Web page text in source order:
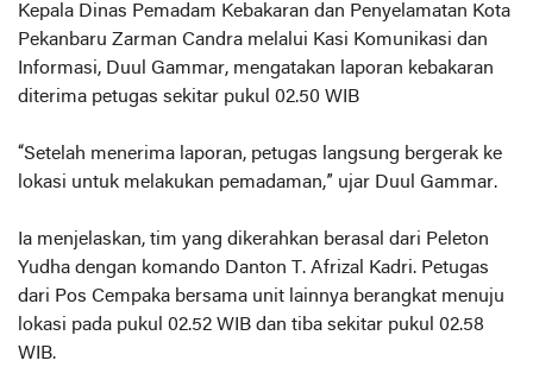
Kepala Dinas Pemadam Kebakaran dan Penyelamatan Kota
Pekanbaru Zarman Candra melalui Kasi Komunikasi dan
Informasi, Duul Gammar, mengatakan laporan kebakaran
diterima petugas sekitar pukul 02.50 WIB
“Setelah menerima laporan, petugas langsung bergerak ke
lokasi untuk melakukan pemadaman,” ujar Duul Gammar.
Ia menjelaskan, tim yang dikerahkan berasal dari Peleton
Yudha dengan komando Danton T. Afrizal Kadri. Petugas
dari Pos Cempaka bersama unit lainnya berangkat menuju
lokasi pada pukul 02.52 WIB dan tiba sekitar pukul 02.58
WIB.